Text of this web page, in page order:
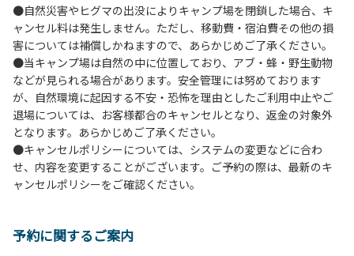
台の利用後は炭の鎮火の確認をお願いいたします。
８.バンガローの芝生にはテントは張らないでください。（タ
ープは１つまで可）
９.各自で出されましたゴミは全てお持ち帰りください。（使
用済みの炭は専用の捨て場に捨てられます。）
10.施設内および駐車場などで起きた金品等の盗難、ご利用
者間でのトラブルで生じた損害に対しては、一切の責任を負
いかねます。
11.施設の利用については管理人の指示に従ってください。従
わない場合は退場していただき、今後の利用をお断りする場
合があります。
●自然災害やヒグマの出没によりキャンプ場を閉鎖した場合、キ
ャンセル料は発生しません。ただし、移動費・宿泊費その他の損
害については補償しかねますので、あらかじめご了承ください。
●当キャンプ場は自然の中に位置しており、アブ・蜂・野生動物
などが見られる場合があります。安全管理には努めております
が、自然環境に起因する不安・恐怖を理由としたご利用中止やご
退場については、お客様都合のキャンセルとなり、返金の対象外
となります。あらかじめご了承ください。
●キャンセルポリシーについては、システムの変更などに合わ
せ、内容を変更することがございます。ご予約の際は、最新のキ
ャンセルポリシーをご確認ください。
予約に関するご案内